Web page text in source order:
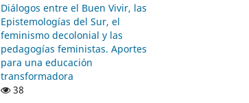
Diálogos entre el Buen Vivir, las
Epistemologías del Sur, el
feminismo decolonial y las
pedagogías feministas. Aportes
para una educación
transformadora
38